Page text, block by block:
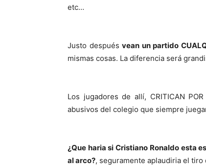
etc…
Justo despuésvean un partido
mismas cosas. La diferencia será
Los jugadores de allí, CRITICAN
abusivos del colegio que siempre
¿Que haria si Cristiano Ronaldo esta
al arco?, seguramente aplaudiria el tiro